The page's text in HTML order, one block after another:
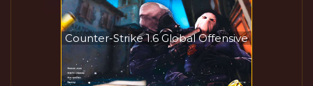
Counter-Strike 1.6 Global Offensive